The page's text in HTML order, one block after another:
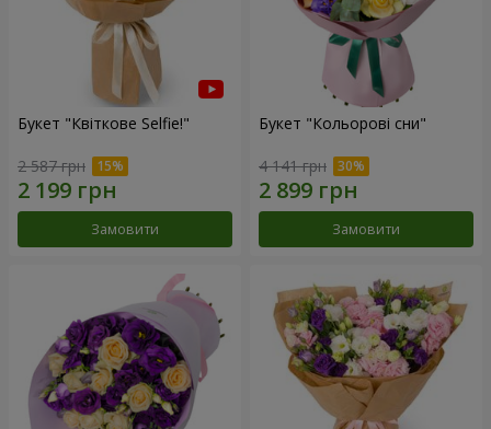
Букет "Квіткове Selfie!"
2 587 грн
Замовити
Букет "Кольорові сни"
4 141 грн
Замовити